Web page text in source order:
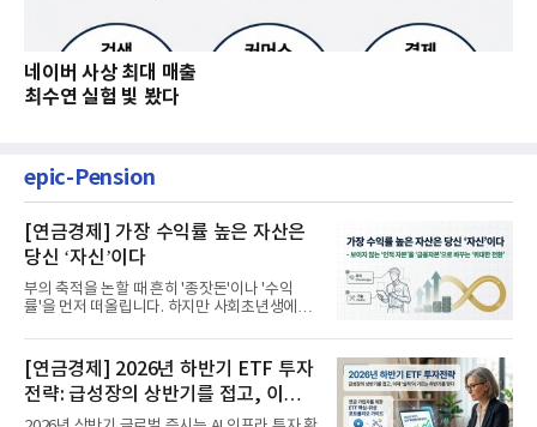
네이버 사상 최대 매출
최수연 실험 빛 봤다
epic-Pension
[연금경제] 가장 수익률 높은 자산은
당신 ‘자신’이다
부의 축적을 논할 때 흔히 '종잣돈'이나 '수익
률'을 먼저 떠올립니다. 하지만 사회초년생에게
[연금경제] 2026년 하반기 ETF 투자
전략: 급성장의 상반기를 접고, 이제
'실적'이 가르는 하반기를 맞다